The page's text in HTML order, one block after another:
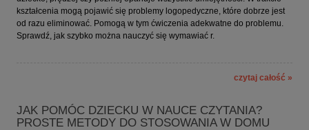
kształcenia mogą pojawić się problemy logopedyczne, które dobrze jest
od razu eliminować. Pomogą w tym ćwiczenia adekwatne do problemu.
Sprawdź, jak szybko można nauczyć się wymawiać r.
czytaj całość »
JAK POMÓC DZIECKU W NAUCE CZYTANIA?
PROSTE METODY DO STOSOWANIA W DOMU